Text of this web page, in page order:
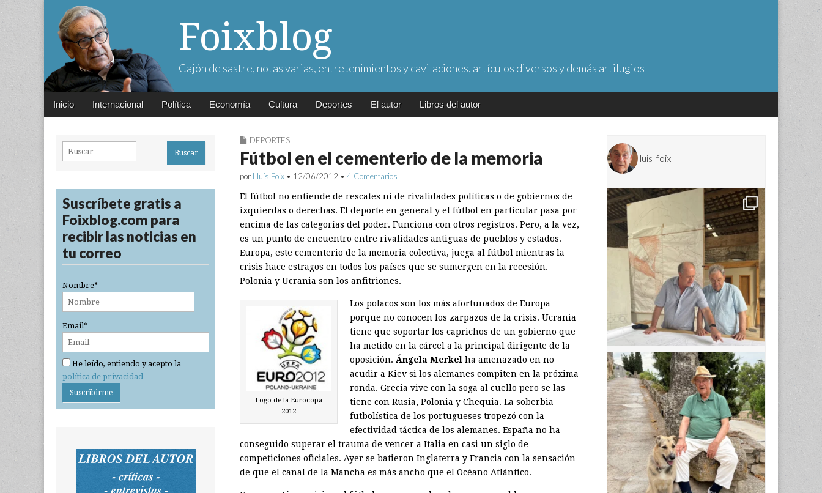
Foixblog
Cajón de sastre, notas varias, entretenimientos y cavilaciones, artículos diversos y demás artilugios
Main
Skip
Inicio Internacional Política Economía Cultura Deportes El autor Libros del autor
DEPORTES
Fútbol en el cementerio de la memoria
por Lluís Foix • 12/06/2012 • 4 Comentarios
El fútbol no entiende de rescates ni de rivalidades políticas o de gobiernos de
izquierdas o derechas. El deporte en general y el fútbol en particular pasa por
encima de las categorías del poder. Funciona con otros registros. Pero, a la vez,
es un punto de encuentro entre rivalidades antiguas de pueblos y estados.
Europa, este cementerio de la memoria colectiva, juega al fútbol mientras la
crisis hace estragos en todos los países que se sumergen en la recesión.
Polonia y Ucrania son los anfitriones.
Logo de la Eurocopa
2012
Los polacos son los más afortunados de Europa
porque no conocen los zarpazos de la crisis. Ucrania
tiene que soportar los caprichos de un gobierno que
ha metido en la cárcel a la principal dirigente de la
oposición. Ángela Merkel ha amenazado en no
acudir a Kiev si los alemanes compiten en la próxima
ronda. Grecia vive con la soga al cuello pero se las
tiene con Rusia, Polonia y Chequia. La soberbia
futbolística de los portugueses tropezó con la
efectividad táctica de los alemanes. España no ha
conseguido superar el trauma de vencer a Italia en casi un siglo de
competiciones oficiales. Ayer se batieron Inglaterra y Francia con la sensación
de que el canal de la Mancha es más ancho que el Océano Atlántico.
Buscar:
Suscríbete gratis a
Foixblog.com para
recibir las noticias en
tu correo
Nombre*
Email*
He leído, entiendo y acepto la
política de privacidad
lluis_foix